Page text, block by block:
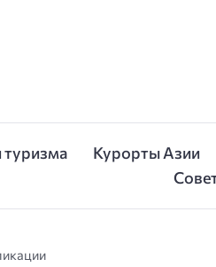
Курорты Азии